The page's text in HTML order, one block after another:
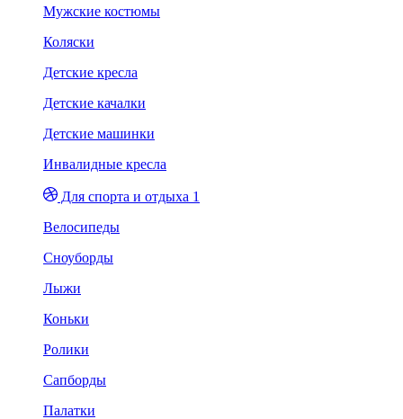
Мужские костюмы
Коляски
Детские кресла
Детские качалки
Детские машинки
Инвалидные кресла
Для спорта и отдыха 1
Велосипеды
Сноуборды
Лыжи
Коньки
Ролики
Сапборды
Палатки